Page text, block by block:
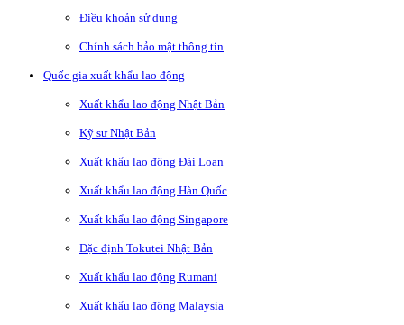
Điều khoản sử dụng
Chính sách bảo mật thông tin
Quốc gia xuất khẩu lao động
Xuất khẩu lao động Nhật Bản
Kỹ sư Nhật Bản
Xuất khẩu lao động Đài Loan
Xuất khẩu lao động Hàn Quốc
Xuất khẩu lao động Singapore
Đặc định Tokutei Nhật Bản
Xuất khẩu lao động Rumani
Xuất khẩu lao động Malaysia